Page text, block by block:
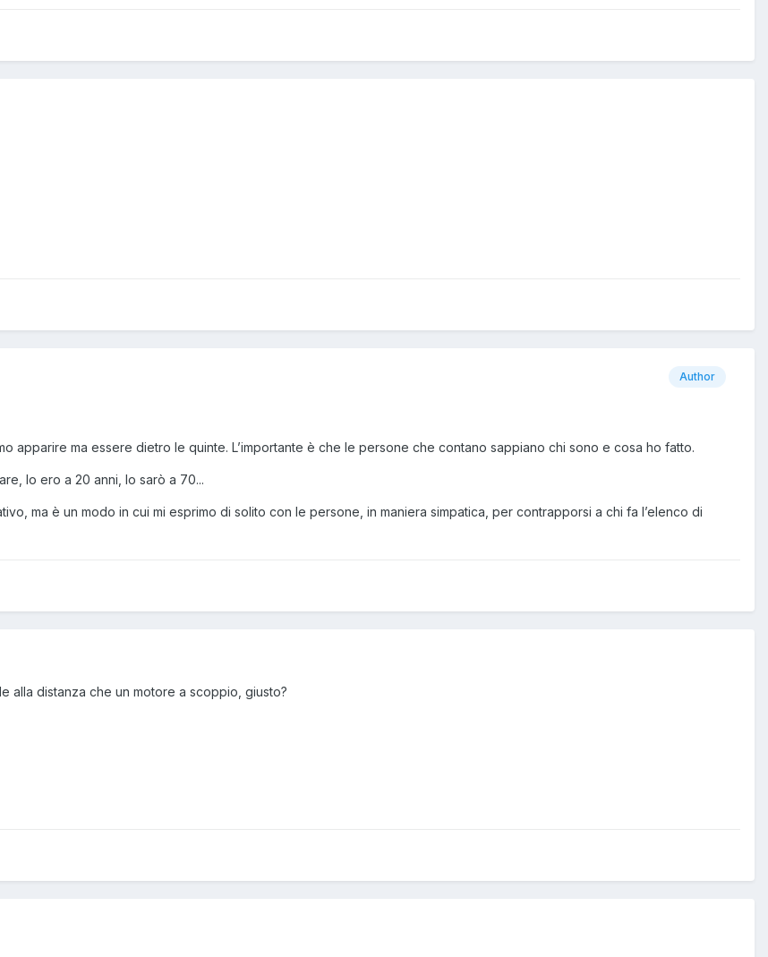
Author
apparire ma essere dietro le quinte. L’importante è che le persone che contano sappiano chi sono e cosa ho fatto.
lo ero a 20 anni, lo sarò a 70...
ma è un modo in cui mi esprimo di solito con le persone, in maniera simpatica, per contrapporsi a chi fa l’elenco di
alla distanza che un motore a scoppio, giusto?